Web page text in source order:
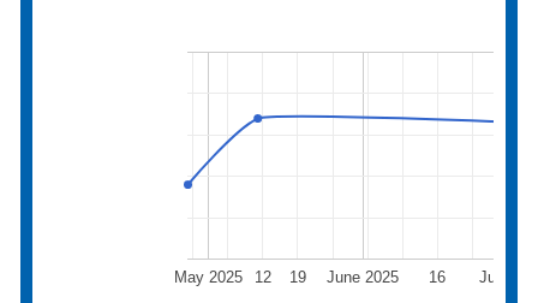
May 2025 June 2025 July
12 19 16